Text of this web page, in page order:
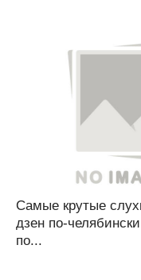
Самые крутые
дзен по-
по...